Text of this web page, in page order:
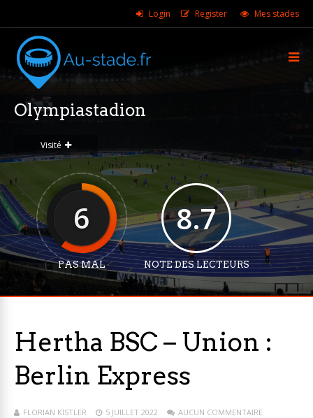
Login Register Mes stades
Olympiastadion
Visité
6
PAS MAL
8.7
NOTE DES LECTEURS
Hertha BSC – Union :
Berlin Express
FLORIAN KISTLER 5 JUILLET 2022
AUCUN COMMENTAIRE